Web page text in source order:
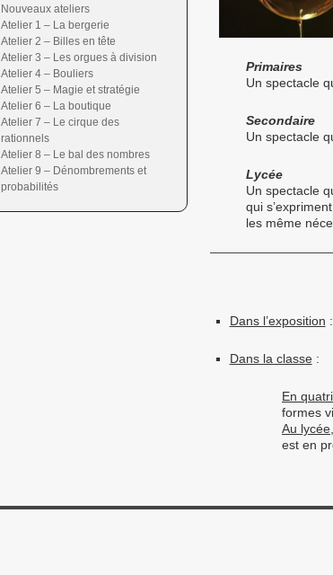
Primaires
Un spectacle
Secondaire
Un spectacle
Lycée
Un spectacle
qui
les même
Dans l’exposition
Dans la classe:
En
formes
Au lycée
est en
Nouveaux ateliers
Atelier 1 – La bergerie
Atelier 2 – Billes en tête
Atelier 3 – Les orgues à division
Atelier 4 – Bouliers
Atelier 5 – Magie et stratégie
Atelier 6 – La boutique
Atelier 7 – Le cirque des
rationnels
Atelier 8 – Le bal des nombres
Atelier 9 – Dénombrements et
probabilités